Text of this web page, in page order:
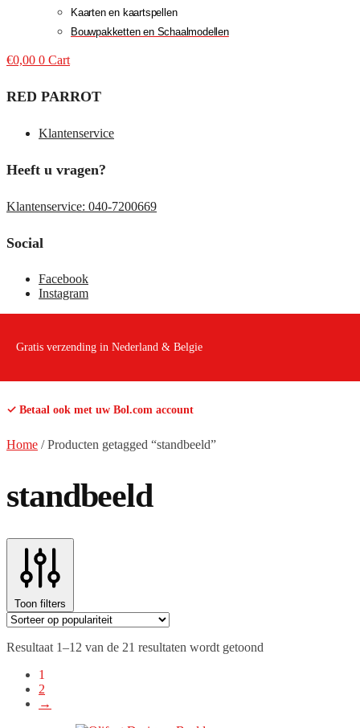
Kaarten en kaartspellen
Bouwpakketten en Schaalmodellen
€0,00 0 Cart
RED PARROT
Klantenservice
Heeft u vragen?
Klantenservice: 040-7200669
Social
Facebook
Instagram
Gratis verzending in Nederland & Belgie
✓ Betaal ook met uw Bol.com account
Home /Producten getagged “standbeeld”
standbeeld
Toon filters
Resultaat 1–12 van de 21 resultaten wordt getoond
1
2
→